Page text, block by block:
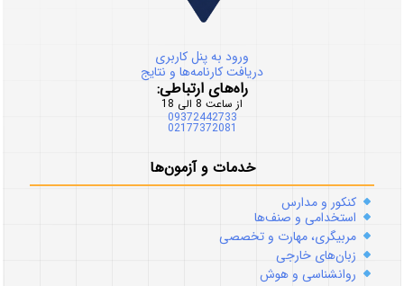
ورود به پنل کاربری
دریافت کارنامه‌ها و نتایج
راه‌های ارتباطی:
از ساعت 8 الی 18
09372442733
02177372081
خدمات و آزمون‌ها
کنکور و مدارس
استخدامی و صنف‌ها
مربیگری، مهارت و تخصصی
زبان‌های خارجی
روانشناسی و هوش